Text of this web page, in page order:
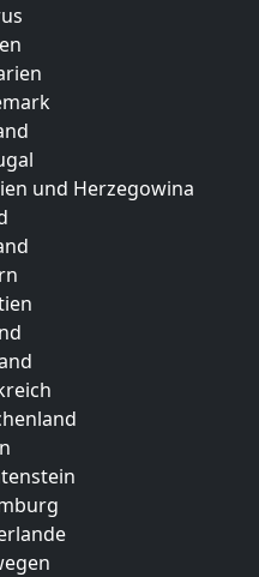
und Herzegowina